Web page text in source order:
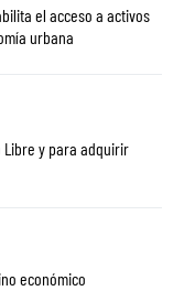
urbana
Libre y para adquirir
económico